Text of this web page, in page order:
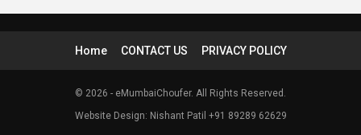
Home CONTACT US PRIVACY POLICY
© 2026 - eMumbaiChoufer. All Rights Reserved.
Website Design: Nishant Patil +91 89289 62629